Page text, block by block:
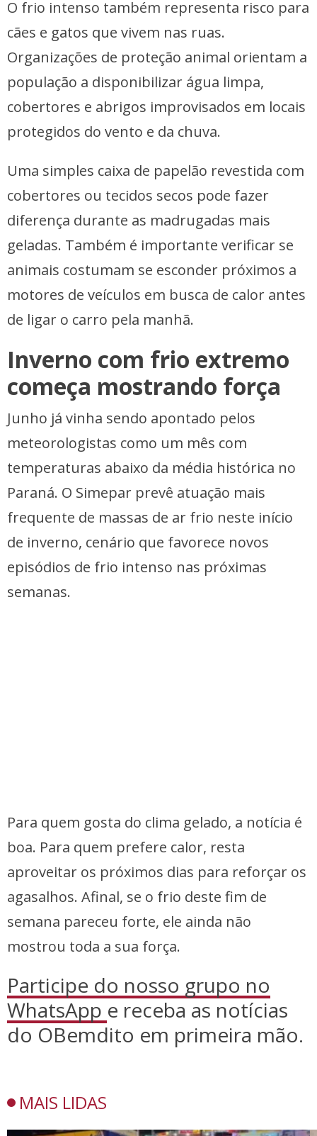
O frio intenso também representa risco para
cães e gatos que vivem nas ruas.
Organizações de proteção animal orientam a
população a disponibilizar água limpa,
cobertores e abrigos improvisados em locais
protegidos do vento e da chuva.
Uma simples caixa de papelão revestida com
cobertores ou tecidos secos pode fazer
diferença durante as madrugadas mais
geladas. Também é importante verificar se
animais costumam se esconder próximos a
motores de veículos em busca de calor antes
de ligar o carro pela manhã.
Inverno com frio extremo
começa mostrando força
Junho já vinha sendo apontado pelos
meteorologistas como um mês com
temperaturas abaixo da média histórica no
Paraná. O Simepar prevê atuação mais
frequente de massas de ar frio neste início
de inverno, cenário que favorece novos
episódios de frio intenso nas próximas
semanas.
Para quem gosta do clima gelado, a notícia é
boa. Para quem prefere calor, resta
aproveitar os próximos dias para reforçar os
agasalhos. Afinal, se o frio deste fim de
semana pareceu forte, ele ainda não
mostrou toda a sua força.
Participe do nosso grupo no
WhatsApp e receba as notícias
do OBemdito em primeira mão.
MAIS LIDAS